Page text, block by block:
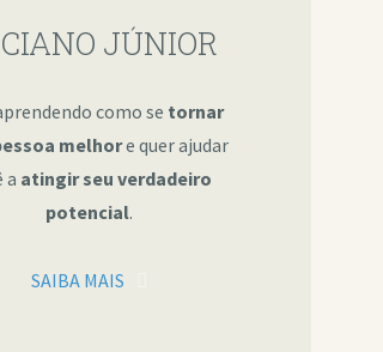
JÚNIOR
como se tornar
melhore quer ajudar
a atingir seu verdadeiro
potencial.
SAIBA MAIS